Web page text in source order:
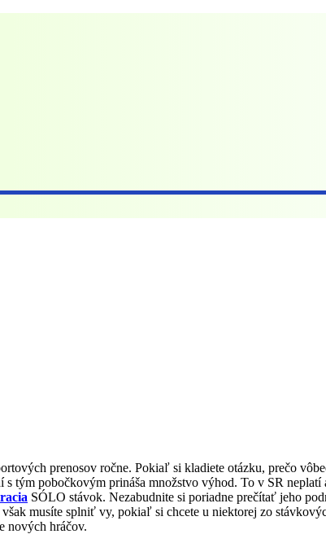
prenosov ročne. Pokiaľ si kladiete otázku, prečo
tým pobočkovým prináša množstvo výhod. To v SR
SÓLO stávok. Nezabudnite si poriadne prečítať jeho
musíte splniť vy, pokiaľ si chcete u niektorej zo
nových hráčov.